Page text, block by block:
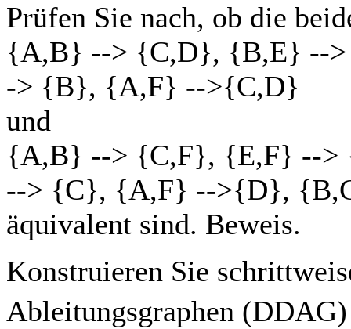
Prüfen Sie nach, ob die
{A,B} --> {C,D}, {B,E} --
-> {B}, {A,F} -->{C,D}
und
{A,B} --> {C,F}, {E,F} --
--> {C}, {A,F} -->{D},
äquivalent sind. Beweis.
Konstruieren Sie
Ableitungsgraphen